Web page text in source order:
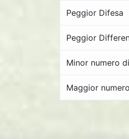
Peggior Difesa
Peggior
Minor numero
Maggior